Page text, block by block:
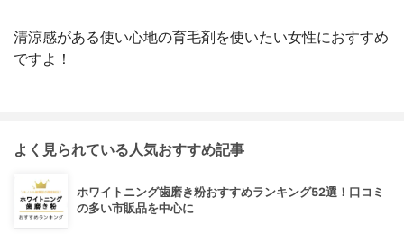
清涼感がある使い心地の育毛剤を使いたい女性におすすめ
ですよ！
よく見られている人気おすすめ記事
ホワイトニング歯磨き粉おすすめランキング52選！口コミ
の多い市販品を中心に